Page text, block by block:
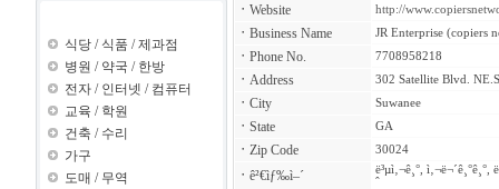
식당 / 식품 /제과점
병원 / 약국 / 한방
전자 / 인터넷 / 컴퓨터
교육 / 학원
건축 / 수리
가구
도매 / 무역
ㆍ Website http://
ㆍ Business Name JR Enterprise (copiers
ㆍ Phone No. 7708958218
ㆍ Address 302 Satellite Blvd.
ㆍ City Suwanee
ㆍ State GA
ㆍ Zip Code 30024
ㆍ ê²€ìƒ‰ì–´
ë³µì‚¬ê¸°,
ˆ